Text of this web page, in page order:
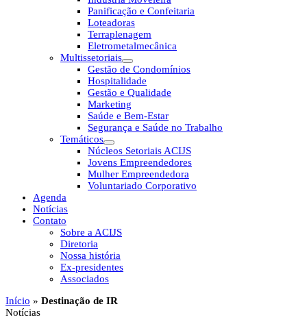
Panificação e Confeitaria
Loteadoras
Terraplenagem
Eletrometalmecânica
Multissetoriais
Gestão de Condomínios
Hospitalidade
Gestão e Qualidade
Marketing
Saúde e Bem-Estar
Segurança e Saúde no Trabalho
Temáticos
Núcleos Setoriais ACIJS
Jovens Empreendedores
Mulher Empreendedora
Voluntariado Corporativo
Agenda
Notícias
Contato
Sobre a ACIJS
Diretoria
Nossa história
Ex-presidentes
Associados
Início » Destinação de IR
Notícias